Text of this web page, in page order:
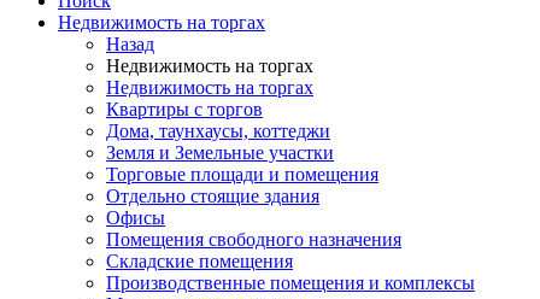
Недвижимость на торгах
Назад
Недвижимость на торгах
Недвижимость на торгах
Квартиры с торгов
Дома, таунхаусы, коттеджи
Земля и Земельные участки
Торговые площади и помещения
Отдельно стоящие здания
Офисы
Помещения свободного назначения
Складские помещения
Производственные помещения и комплексы